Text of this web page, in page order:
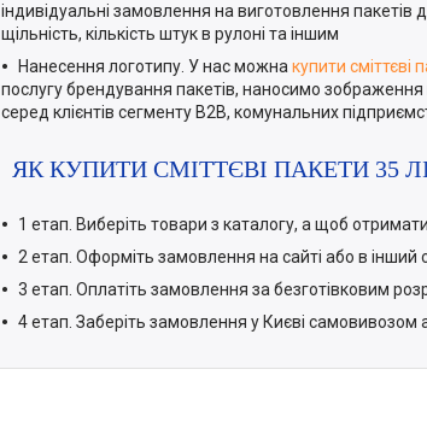
індивідуальні замовлення на виготовлення
щільність, кількість штук в рулоні та іншим
Нанесення логотипу. У нас можна купити сміттєві
послугу брендування пакетів, наносимо
серед клієнтів сегменту В2В, комунальних
ЯК КУПИТИ СМІТТЄВІ ПАКЕТИ 35
1 етап. Виберіть товари з каталогу, а щоб
2 етап. Оформіть замовлення на сайті або в
3 етап. Оплатіть замовлення за безготівковим
4 етап. Заберіть замовлення у Києві самовивозом